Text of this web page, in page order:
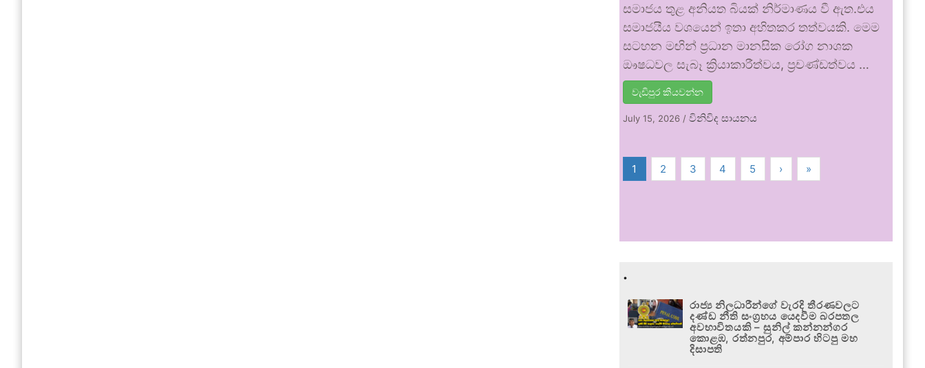
සමාජය තුළ අනියත බියක් නිර්මාණය වී ඇත.එය
සමාජයීය වශයෙන් ඉතා අහිතකර තත්වයකි. මෙම
සටහන මඟින් ප්‍රධාන මානසික රෝග නාශක
ඖෂධවල සැබෑ ක්‍රියාකාරීත්වය, ප්‍රචණ්ඩත්වය …
වැඩිපුර කියවන්න
July 15, 2026 /විනිවිද සායනය
1 2 3 4 5 › »
.
රාජ්‍ය නිලධාරීන්ගේ වැරදි තීරණවලට
දණ්ඩ නීති සංග්‍රහය යෙදවීම බරපතල
අවභාවිතයකි – සුනිල් කන්නන්ගර
කොළඹ, රත්නපුර, අම්පාර හිටපු මහ
දිසාපති